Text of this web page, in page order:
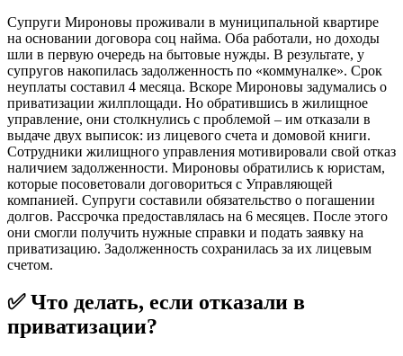
Супруги Мироновы проживали в муниципальной квартире
на основании договора соц найма. Оба работали, но доходы
шли в первую очередь на бытовые нужды. В результате, у
супругов накопилась задолженность по «коммуналке». Срок
неуплаты составил 4 месяца. Вскоре Мироновы задумались о
приватизации жилплощади. Но обратившись в жилищное
управление, они столкнулись с проблемой – им отказали в
выдаче двух выписок: из лицевого счета и домовой книги.
Сотрудники жилищного управления мотивировали свой отказ
наличием задолженности. Мироновы обратились к юристам,
которые посоветовали договориться с Управляющей
компанией. Супруги составили обязательство о погашении
долгов. Рассрочка предоставлялась на 6 месяцев. После этого
они смогли получить нужные справки и подать заявку на
приватизацию. Задолженность сохранилась за их лицевым
счетом.
✅ Что делать, если отказали в
приватизации?